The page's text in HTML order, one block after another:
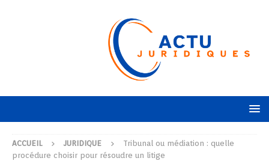
ACCUEIL JURIDIQUE
Tribunal ou médiation : quelle
procédure choisir pour résoudre un litige